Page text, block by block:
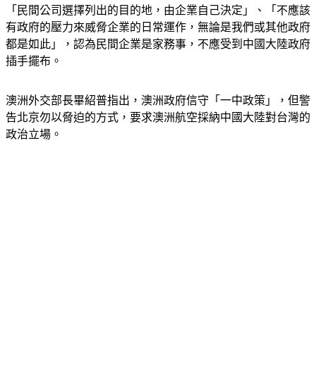
有政府的壓力來威脅企業的日常運作，無論是我們或其他政府
都是如此」，認為民間企業是家務事，不應受到中國大陸政府
插手擺布。
告北京勿以脅迫的方式，要求澳洲航空採納中國大陸對台灣的
政治立場。